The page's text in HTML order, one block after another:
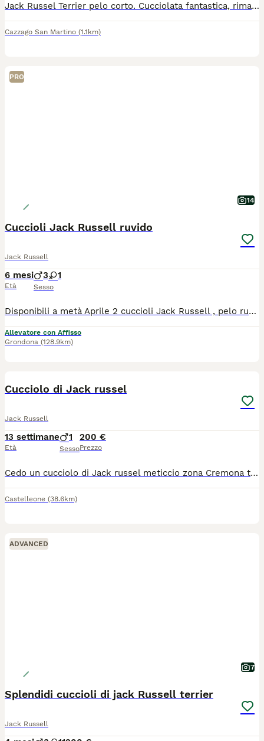
Jack Russel Terrier pelo corto. Cucciolata fantastica, rimasto un maschio e una femmina. Entrambi i genitori di proprietà, cresciuti da noi e anche i cuccioli trattati come se fossero nostri non da "allevamento". Già abituati ad interagire con le persone i bambini e gli altri animali.
Cazzago San Martino (1.1km)
PRO
14
Cuccioli Jack Russell ruvido
Jack Russell
6 mesi
Età
3 1
Sesso
Disponibili a metà Aprile 2 cuccioli Jack Russell , pelo ruvido, alta genealogia , nati il 6 Febbraio 2026 . I miei cuccioli nascono e vivono in casa sempre sotto il controllo e visite veterinaria, consegnati con chip , vaccino, svermati , passaggi di propriertà, pedigree e con una base di educazione cinofila . Genitori testati da patologie genetiche e visibili in allevamento / mia casa. I miei cuccioli vengono consegnati , oltre a tutti i documenti, toelettati e visibili anche sul mio profilo FB, Per info e appuntamenti contatta Cristina 3462715890.
Allevatore con Affisso
Grondona (128.9km)
Cucciolo di Jack russel
Jack Russell
13 settimane
Età
1
Sesso
200 €
Prezzo
Cedo un cucciolo di Jack russel meticcio zona Cremona tutto bianco con orecchie a pua , già sterminato microcippato e vaccinato
Castelleone (38.6km)
ADVANCED
7
Splendidi cuccioli di jack Russell terrier
Jack Russell